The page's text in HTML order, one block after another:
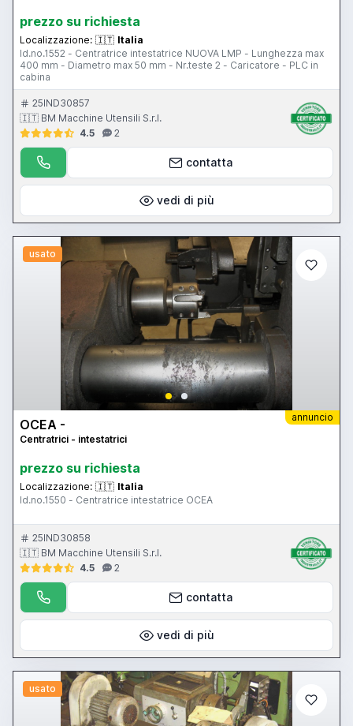
prezzo su richiesta
Localizzazione: 🇮🇹 Italia
Id.no.1552 - Centratrice intestatrice NUOVA LMP - Lunghezza max
400 mm - Diametro max 50 mm - Nr.teste 2 - Caricatore - PLC in
cabina
25IND30857
🇮🇹 BM Macchine Utensili S.r.l.
4.5
2
contatta
vedi di più
usato
annuncio
OCEA -
Centratrici - intestatrici
prezzo su richiesta
Localizzazione: 🇮🇹 Italia
Id.no.1550 - Centratrice intestatrice OCEA
25IND30858
🇮🇹 BM Macchine Utensili S.r.l.
4.5
2
contatta
vedi di più
usato